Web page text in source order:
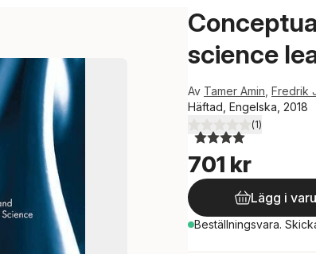
science
Av Tamer Amin Fredrik
Häftad, Engelska, 2018
4,0utav 5 stjärnor. Totalt
(1)
701 kr
Lägg i
Beställningsvara.